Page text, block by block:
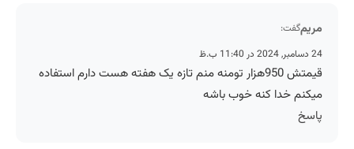
مریمگفت:
24 دسامبر, 2024 در 11:40 ب.ظ
قیمتش 950هزار تومنه منم تازه یک هفته هست دارم استفاده
میکنم خدا کنه خوب باشه
پاسخ